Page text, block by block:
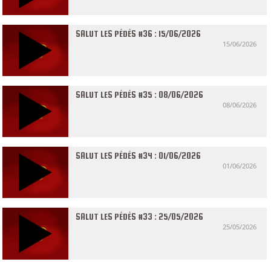
SALUT LES PÉDÉS #36 : 15/06/2026
15/06/2026
SALUT LES PÉDÉS #35 : 08/06/2026
08/06/2026
SALUT LES PÉDÉS #34 : 01/06/2026
01/06/2026
SALUT LES PÉDÉS #33 : 25/05/2026
25/05/2026